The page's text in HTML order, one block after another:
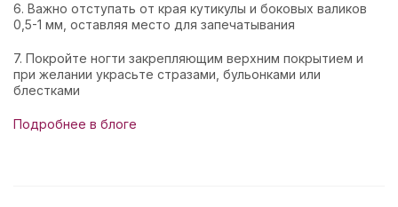
6. Важно отступать от края кутикулы и боковых валиков
0,5-1 мм, оставляя место для запечатывания
7. Покройте ногти закрепляющим верхним покрытием и
при желании украсьте стразами, бульонками или
блестками
Подробнее в блоге